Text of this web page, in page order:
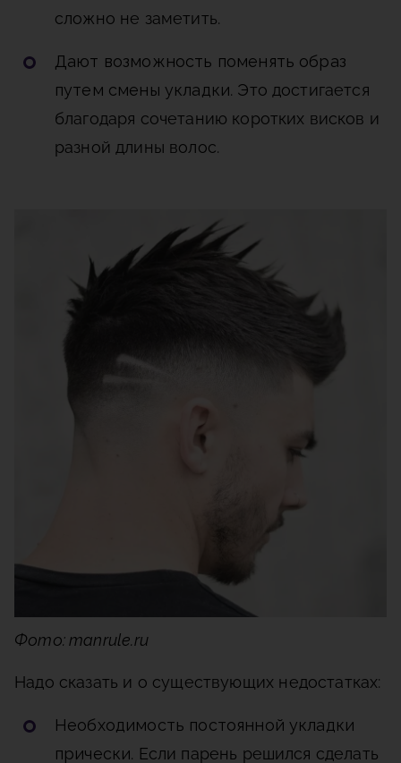
сложно не заметить.
Дают возможность поменять образ
путем смены укладки. Это достигается
благодаря сочетанию коротких висков и
разной длины волос.
Фото: manrule.ru
Надо сказать и о существующих недостатках:
Необходимость постоянной укладки
прически. Если парень решился сделать